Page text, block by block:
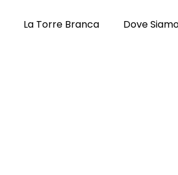
La Torre Branca Dove